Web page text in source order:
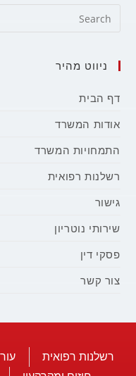
ניווט מהיר
דף הבית
אודות המשרד
התמחויות המשרד
רשלנות רפואית
גישור
שירותי נוטריון
פסקי דין
צור קשר
רשלנות רפואית